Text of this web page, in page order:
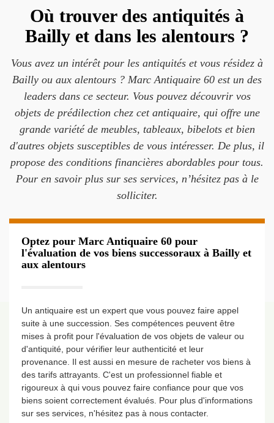
Où trouver des antiquités à
Bailly et dans les alentours ?
Vous avez un intérêt pour les antiquités et vous résidez à
Bailly ou aux alentours ? Marc Antiquaire 60 est un des
leaders dans ce secteur. Vous pouvez découvrir vos
objets de prédilection chez cet antiquaire, qui offre une
grande variété de meubles, tableaux, bibelots et bien
d'autres objets susceptibles de vous intéresser. De plus, il
propose des conditions financières abordables pour tous.
Pour en savoir plus sur ses services, n’hésitez pas à le
solliciter.
Optez pour Marc Antiquaire 60 pour
l'évaluation de vos biens successoraux à Bailly et
aux alentours
Un antiquaire est un expert que vous pouvez faire appel
suite à une succession. Ses compétences peuvent être
mises à profit pour l'évaluation de vos objets de valeur ou
d'antiquité, pour vérifier leur authenticité et leur
provenance. Il est aussi en mesure de racheter vos biens à
des tarifs attrayants. C'est un professionnel fiable et
rigoureux à qui vous pouvez faire confiance pour que vos
biens soient correctement évalués. Pour plus d'informations
sur ses services, n'hésitez pas à nous contacter.